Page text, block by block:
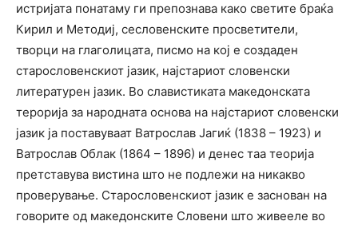
истријата понатаму ги препознава како светите браќа
Кирил и Методиј, сесловенските просветители,
творци на глаголицата, писмо на кој е создаден
старословенскиот јазик, најстариот словенски
литературен јазик. Во славистиката македонската
терорија за народната основа на најстариот словенски
јазик ја поставуваат Ватрослав Јагиќ (1838 – 1923) и
Ватрослав Облак (1864 – 1896) и денес таа теорија
претставува вистина што не подлежи на никакво
проверување. Старословенскиот јазик е заснован на
говорите од македонските Словени што живееле во